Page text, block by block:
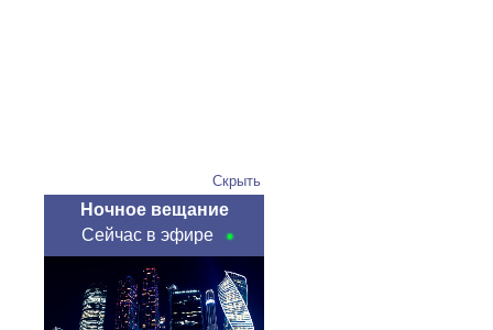
Скрыть
Ночное вещание
Сейчас в эфире